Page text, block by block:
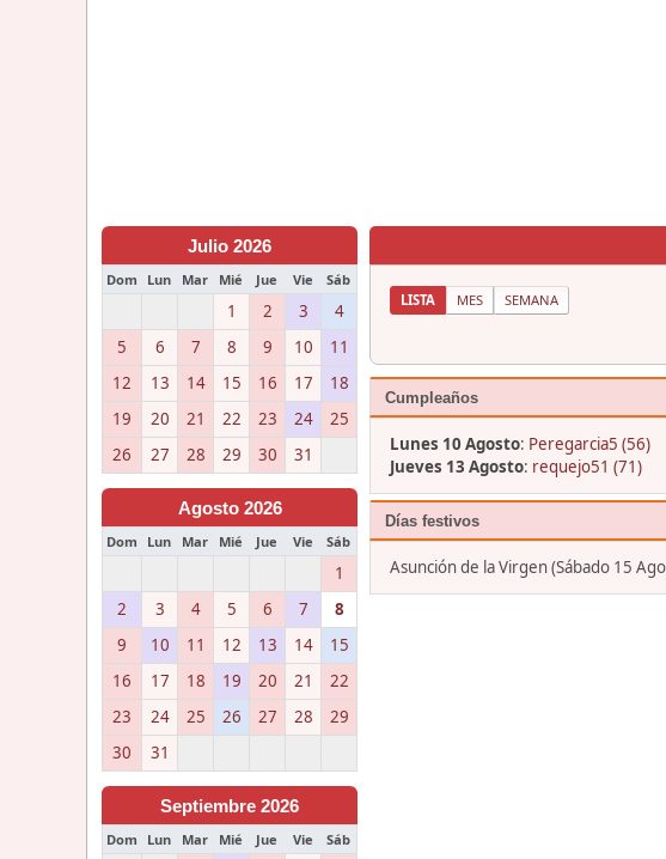
Julio 2026
Dom Lun Mar Mié Jue Vie Sáb
1 2 3
4
5
6 7 8 9 10
11
12
13 14 15 16 17
18
19
20 21 22 23 24
25
26
27 28 29 30 31
Agosto 2026
Dom Lun Mar Mié Jue Vie Sáb
1
2
3 4 5 6 7
8
9
10 11 12 13 14
15
16
17 18 19 20 21
22
23
24 25 26 27 28
29
30
31
Septiembre 2026
Dom Lun Mar Mié Jue Vie Sáb
LISTA MES SEMANA
Cumpleaños
Lunes 10 Agosto: Peregarcia5 (56)
Jueves 13 Agosto: requejo51 (71)
Días festivos
Asunción de la Virgen (Sábado 15